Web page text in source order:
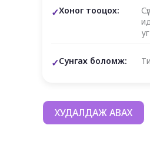
Хоног тооцох:
Сунгах боломж:
ХУДАЛДАЖ АВАХ